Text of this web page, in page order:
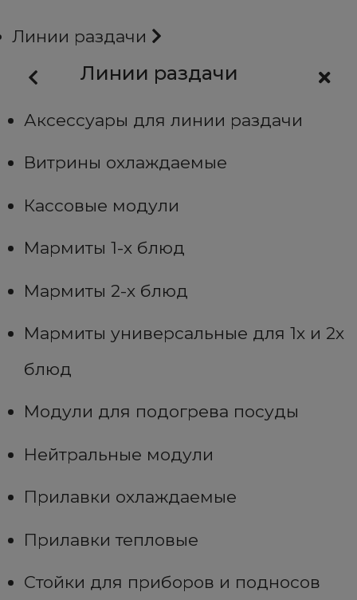
Линии раздачи
Линии раздачи
Аксессуары для линии раздачи
Витрины охлаждаемые
Кассовые модули
Мармиты 1-х блюд
Мармиты 2-х блюд
Мармиты универсальные для 1х и 2х
блюд
Модули для подогрева посуды
Нейтральные модули
Прилавки охлаждаемые
Прилавки тепловые
Стойки для приборов и подносов